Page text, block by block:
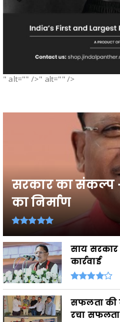
" alt="" />" alt="" />
सरकार का संकल्प
का निर्माण
साय सरकार
कार्रवाई
सफलता की
रचा सफलता